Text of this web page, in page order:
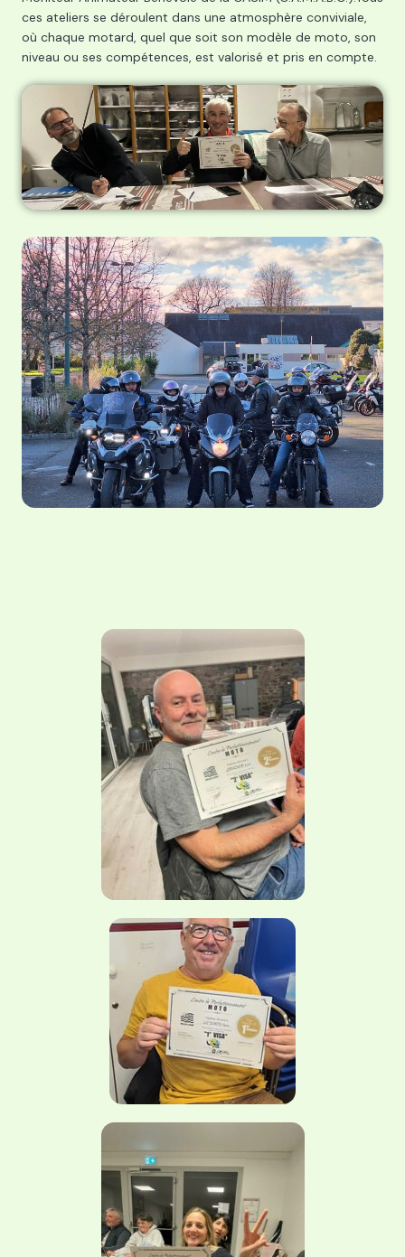
ces ateliers se déroulent dans une atmosphère conviviale,
où chaque motard, quel que soit son modèle de moto, son
niveau ou ses compétences, est valorisé et pris en compte.